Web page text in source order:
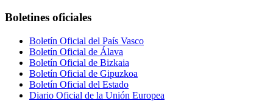
Boletines oficiales
Boletín Oficial del País Vasco
Boletín Oficial de Álava
Boletín Oficial de Bizkaia
Boletín Oficial de Gipuzkoa
Boletín Oficial del Estado
Diario Oficial de la Unión Europea